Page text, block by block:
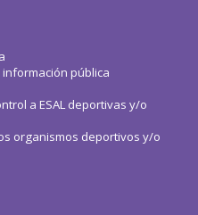
pública
a ESAL deportivas y/o
organismos deportivos y/o